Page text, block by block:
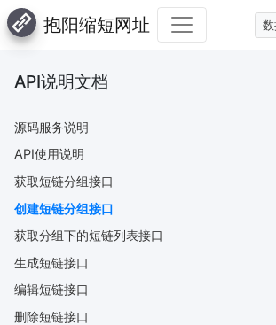
抱阳缩短网址
API说明文档
源码服务说明
API使用说明
获取短链分组接口
创建短链分组接口
获取分组下的短链列表接口
生成短链接口
编辑短链接口
删除短链接口